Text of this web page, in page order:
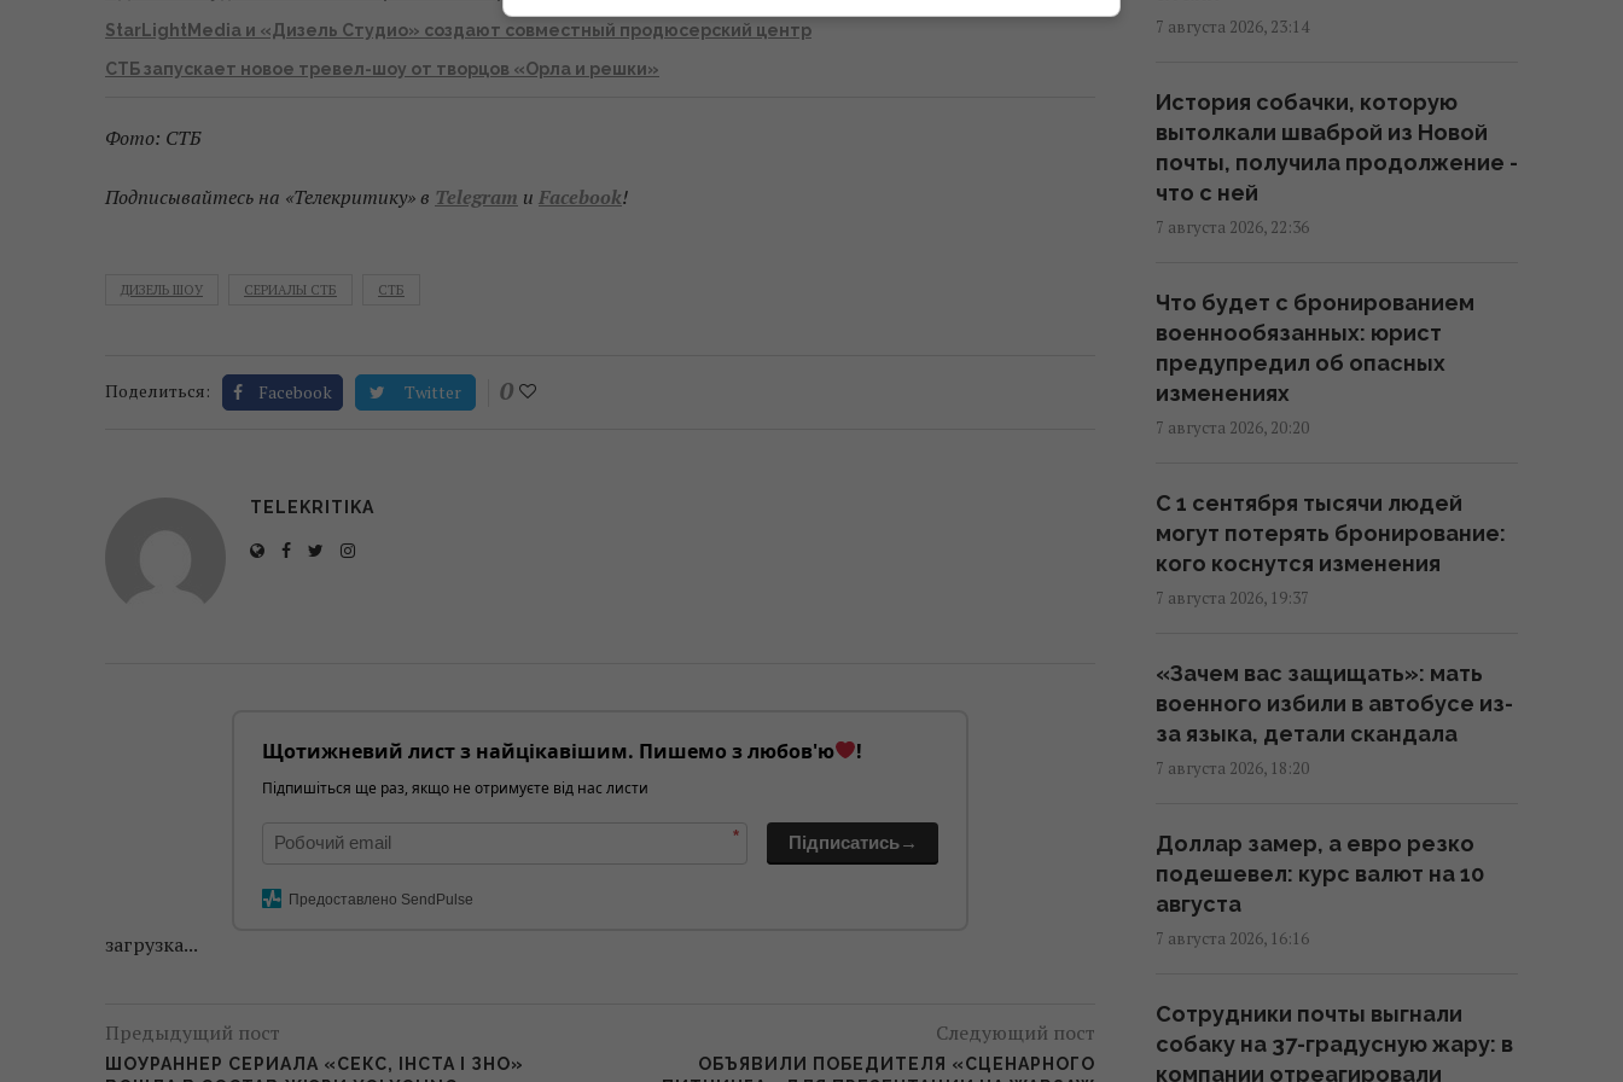
StarLightMedia и «Дизель Студио» создают совместный продюсерский центр
СТБ запускает новое тревел-шоу от творцов «Орла и решки»
Фото: СТБ
Подписывайтесь на «Телекритику» в Telegram и Facebook!
ДИЗЕЛЬ ШОУ СЕРИАЛЫ СТБ СТБ
Поделиться: Facebook Twitter 0
TELEKRITIKA
Щотижневий лист з найцікавішим. Пишемо з любов'ю !
Підпишіться ще раз, якщо не отримуєте від нас листи
* Підписатись→
Предоставлено SendPulse
загрузка...
Предыдущий пост
ШОУРАННЕР СЕРИАЛА «СЕКС, ІНСТА І ЗНО»
Следующий пост
ОБЪЯВИЛИ ПОБЕДИТЕЛЯ «СЦЕНАРНОГО
20:01 пятница, 07 августа 2026
Зеленский прибыл в Сербию:
подробности первого
официального визита
19:52 пятница, 07 августа 2026
контрнаступление Украины на
Вашингтон захлебнулось, – The
Atlantic
19:23 пятница, 07 августа 2026
Мадяр раскрыл результаты
ударов по российским целям
(видео)
18:33 пятница, 07 августа 2026
Зеленский впервые поедет с
официальным визитом в
Сербию: названа дата
17:18 пятница, 07 августа 2026
Россия ударила по
футбольному стадиону
"Черноморец" в Одессе, есть
раненые (фото, видео)
Дроны уже полдня атакуют
7 августа 2026, 23:14
История собачки, которую
вытолкали шваброй из Новой
почты, получила продолжение -
что с ней
7 августа 2026, 22:36
Что будет с бронированием
военнообязанных: юрист
предупредил об опасных
изменениях
7 августа 2026, 20:20
С 1 сентября тысячи людей
могут потерять бронирование:
кого коснутся изменения
7 августа 2026, 19:37
«Зачем вас защищать»: мать
военного избили в автобусе из-
за языка, детали скандала
7 августа 2026, 18:20
Доллар замер, а евро резко
подешевел: курс валют на 10
августа
7 августа 2026, 16:16
Сотрудники почты выгнали
собаку на 37-градусную жару: в
компании отреагировали